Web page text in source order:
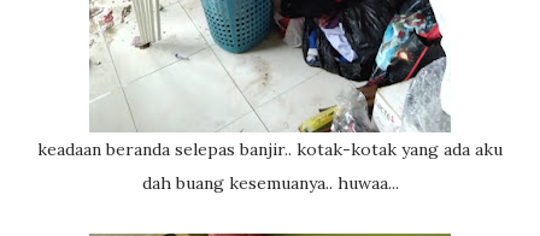
keadaan beranda selepas banjir.. kotak-kotak yang ada aku
dah buang kesemuanya.. huwaa...